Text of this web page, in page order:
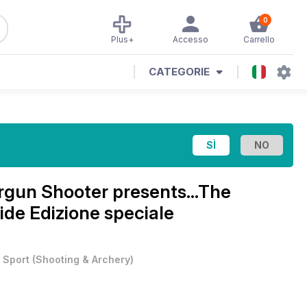
0
Carrello
Accesso
Plus+
CATEGORIE
Shooter presents...The
Edizione speciale
Sport (Shooting & Archery)